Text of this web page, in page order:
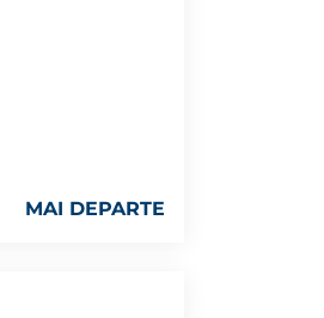
MAI DEPARTE